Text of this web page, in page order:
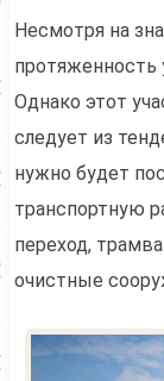
Несмотря на
протяженность
Однако этот
следует из
нужно будет
транспортную
переход,
очистные